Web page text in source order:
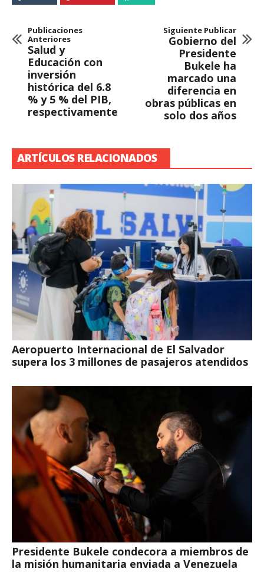
Publicaciones
Anteriores
Salud y
Educación con
inversión
histórica del 6.8
% y 5 % del PIB,
respectivamente
Siguiente Publicar
Gobierno del
Presidente
Bukele ha
marcado una
diferencia en
obras públicas en
solo dos años
ARTÍCULOS RELACIONADOS
Aeropuerto Internacional de El Salvador
supera los 3 millones de pasajeros atendidos
Presidente Bukele condecora a miembros de
la misión humanitaria enviada a Venezuela